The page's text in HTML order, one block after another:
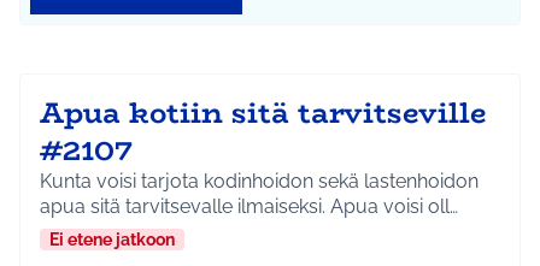
Apua kotiin sitä tarvitseville
#2107
Kunta voisi tarjota kodinhoidon sekä lastenhoidon
apua sitä tarvitsevalle ilmaiseksi. Apua voisi oll…
Ei etene jatkoon